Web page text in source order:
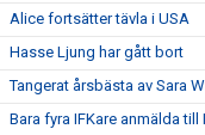
Alice fortsätter tävla i USA
Hasse Ljung har gått bort
Tangerat årsbästa av Sara
Bara fyra IFKare anmälda